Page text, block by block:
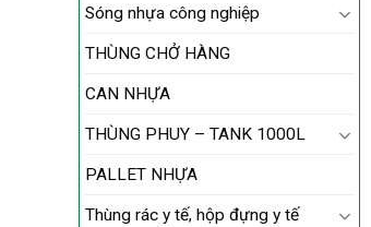
Sóng nhựa công nghiệp
THÙNG CHỞ HÀNG
CAN NHỰA
THÙNG PHUY – TANK 1000L
PALLET NHỰA
Thùng rác y tế, hộp đựng y tế